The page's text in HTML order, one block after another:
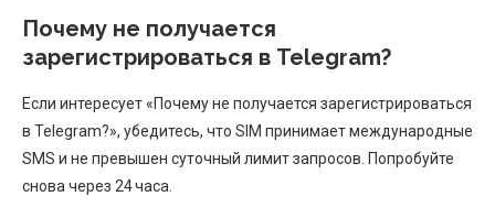
Почему не получается
зарегистрироваться в Telegram?
Если интересует «Почему не получается зарегистрироваться
в Telegram?», убедитесь, что SIM принимает международные
SMS и не превышен суточный лимит запросов. Попробуйте
снова через 24 часа.